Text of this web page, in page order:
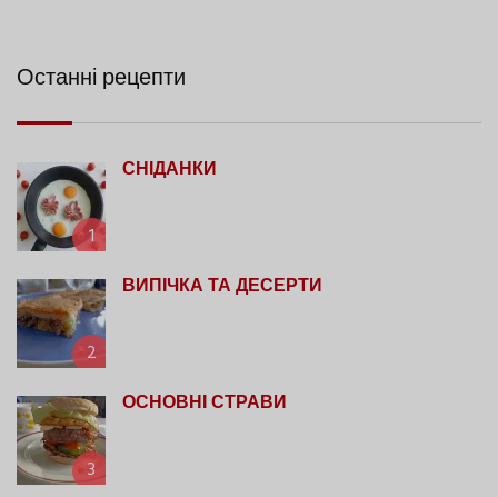
Останні рецепти
1
СНІДАНКИ
2
ВИПІЧКА ТА ДЕСЕРТИ
3
ОСНОВНІ СТРАВИ